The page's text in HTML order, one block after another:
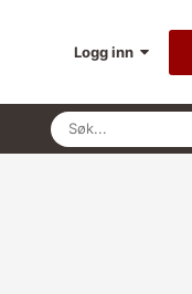
Logg inn